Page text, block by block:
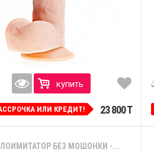
купить
ИЛИ КРЕДИТ! 23 800 T
БЕЗ МОШОНКИ -...